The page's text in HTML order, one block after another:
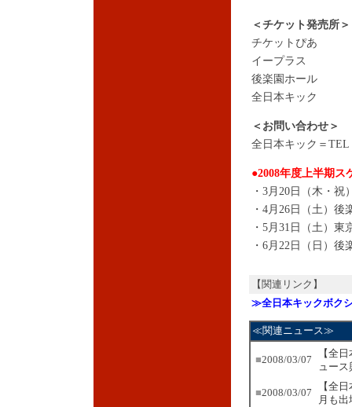
＜チケット発売所＞
チケットぴあ
イープラス
後楽園ホール
全日本キック
＜お問い合わせ＞
全日本キック＝TEL
●2008年度上半期ス
・3月20日（木・祝
・4月26日（土）後
・5月31日（土）東
・6月22日（日）後
【関連リンク】
≫全日本キックボク
≪関連ニュース≫
■2008/03/07
【全
ュース
■2008/03/07
【全
月も出